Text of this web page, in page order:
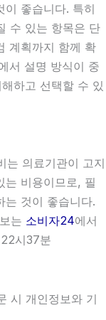
이 좋습니다. 특히
수 있는 항목은 단
계획까지 함께 확
서 설명 방식이 중
하고 선택할 수 있
의료기관이 고지
는 비용이므로, 필
는 것이 좋습니다.
는 소비자24에서
시37분
시 개인정보와 기